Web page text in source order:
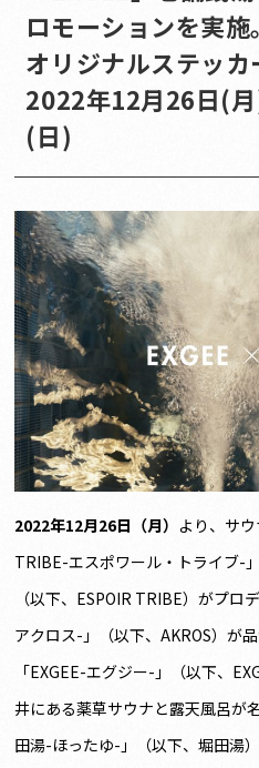
ロモーションを実
オリジナルステッカ
2022年12月26日(
(日)
2022年12月26日（月） より、サ
TRIBE-エスポワール・トライブ-」
（以下、ESPOIR TRIBE）がプロ
アクロス-」（以下、AKROS）が
「EXGEE-エグジー-」（以下、
井にある薬草サウナと露天風呂が
田湯-ほったゆ-」（以下、堀田湯